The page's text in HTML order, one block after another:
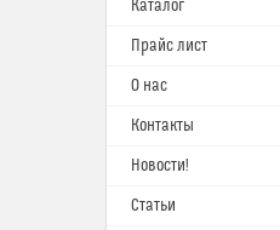
Каталог
Прайс лист
О нас
Контакты
Новости!
Статьи